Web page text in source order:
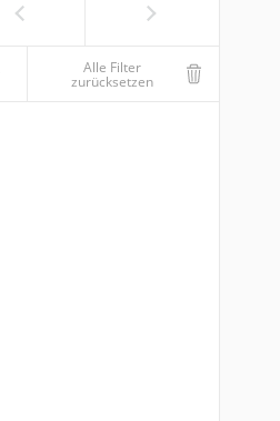
Alle Filter
zurücksetzen